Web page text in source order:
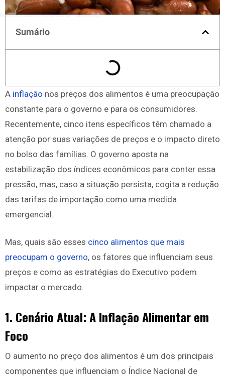
Monitore todos os mercados no TradingView
Sumário
A inflação nos preços dos alimentos é uma preocupação
constante para o governo e para os consumidores.
Recentemente, cinco itens específicos têm chamado a
atenção por suas variações de preços e o impacto direto
no bolso das famílias. O governo aposta na
estabilização dos índices econômicos para conter essa
pressão, mas, caso a situação persista, cogita a redução
das tarifas de importação como uma medida
emergencial.
Mas, quais são esses cinco alimentos que mais
preocupam o governo, os fatores que influenciam seus
preços e como as estratégias do Executivo podem
impactar o mercado.
1. Cenário Atual: A Inflação Alimentar em
Foco
O aumento no preço dos alimentos é um dos principais
componentes que influenciam o Índice Nacional de